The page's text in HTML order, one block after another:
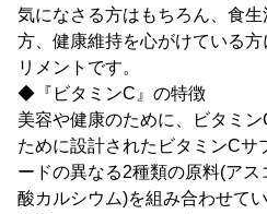
気になさる方はもちろん、食
方、健康維持を心がけている
リメントです。
◆『ビタミンC』の特徴
美容や健康のために、ビタミ
ために設計されたビタミンCサ
ードの異なる2種類の原料(ア
酸カルシウム)を組み合わせて